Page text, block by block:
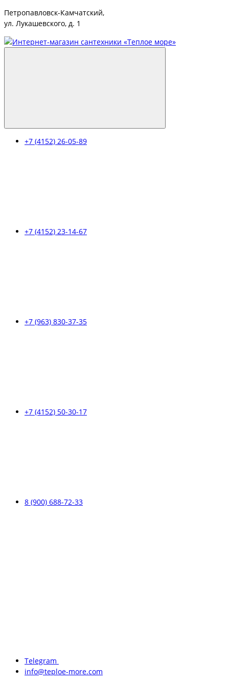
Петропавловск-Камчатский,
ул. Лукашевского, д. 1
+7 (4152) 26-05-89
+7 (4152) 23-14-67
+7 (963) 830-37-35
+7 (4152) 50-30-17
8 (900) 688-72-33
Telegram
info@teploe-more.com